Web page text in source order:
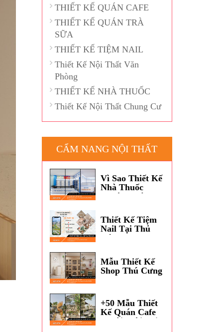
THIẾT KẾ QUÁN CAFE
THIẾT KẾ QUÁN TRÀ
SỮA
THIẾT KẾ TIỆM NAIL
Thiết Kế Nội Thất Văn
Phòng
THIẾT KẾ NHÀ THUỐC
Thiết Kế Nội Thất Chung Cư
CẨM NANG NỘI THẤT
Vì Sao Thiết Kế
Nhà Thuốc
Thường Dùng
Dương?
Thiết Kế Tiệm
Nail Tại Thủ
Đức
Mẫu Thiết Kế
Shop Thú Cưng
+50 Mẫu Thiết
Kế Quán Cafe
Ngoài Trời Tại